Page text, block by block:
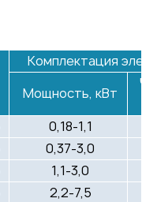
Комплектация
Мощность, кВт
0,18-1,1
0,37-3,0
1,1-3,0
2,2-7,5